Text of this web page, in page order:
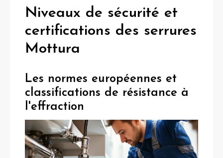
Niveaux de sécurité et
certifications des serrures
Mottura
Les normes européennes et
classifications de résistance à
l'effraction